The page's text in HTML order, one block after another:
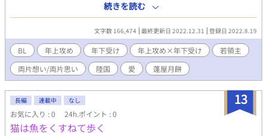
領主を務める決まりとなっている。 工芸地域の領主の息子は酪
農地域の若領主となるが、ある1人の青年と意気投合する。 （た
だ色々と話をしたりするだけで、本当にそういうのでは…そもそ
も、彼は男で、私も男じゃないか） 「いやいや、そうじゃない…
そんなんじゃない…だろ…」 意識をしては否定し、否定しては
意識する。 そうして次第に『彼』へと惹かれていく若領主だ
が、果たして、その想いが行きつく先は…。
続きを読む
文字数 166,474 最終更新日 2022.12.31 登録日 2022.8.19
BL 年上攻め 年下受け 年上攻め×年下受け
若領主
両片想い/両片思い
陸国 愛 蓬屋月餅
13
長編 連載中 なし
お気に入り : 0 24h.ポイント : 0
猫は魚をくすねて歩く